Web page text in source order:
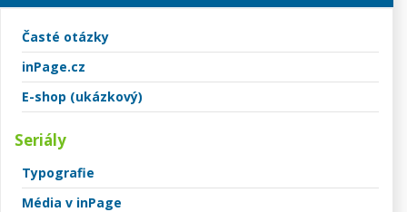
Časté otázky
inPage.cz
E-shop (ukázkový)
Seriály
Typografie
Média v inPage